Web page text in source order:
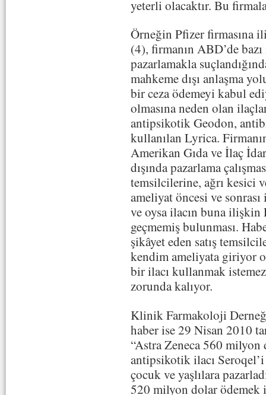
yeterli olacaktır. Bu
Örneğin Pfizer firmasına
(4), firmanın ABD’de
pazarlamakla
mahkeme dışı anlaşma
bir ceza ödemeyi kabul
olmasına neden olan
antipsikotik Geodon,
kullanılan Lyrica.
Amerikan Gıda ve İlaç
dışında pazarlama
temsilcilerine, ağrı kesici
ameliyat öncesi ve sonrası
ve oysa ilacın buna ilişkin
geçmemiş bulunması.
şikâyet eden satış
kendim ameliyata giriyor
bir ilacı kullanmak
zorunda kalıyor.
Klinik Farmakoloji
haber ise 29 Nisan 2010
“Astra Zeneca 560 milyon
antipsikotik ilacı
çocuk ve yaşlılara
520 milyon dolar ödemek